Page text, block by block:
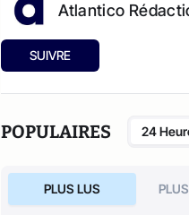
Atlantico
SUIVRE
POPULAIRES 24
PLUS LUS